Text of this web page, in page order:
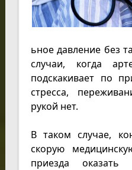
ьное давление без
случаи, когда
подскакивает по
стресса,
рукой нет.
В таком случае,
скорую
приезда